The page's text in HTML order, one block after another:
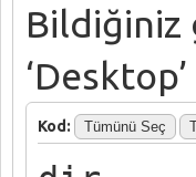
Bildiğiniz
Kod: Tümünü Seç